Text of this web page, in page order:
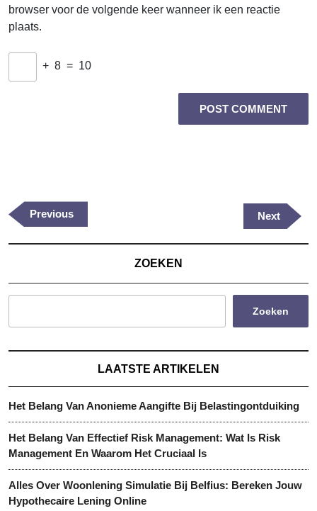
browser voor de volgende keer wanneer ik een reactie
plaats.
+ 8 = 10
Previous
Post
Previous
Next
Post
Next
ZOEKEN
Zoeken
LAATSTE ARTIKELEN
Het Belang Van Anonieme Aangifte Bij Belastingontduiking
Het Belang Van Effectief Risk Management: Wat Is Risk
Management En Waarom Het Cruciaal Is
Alles Over Woonlening Simulatie Bij Belfius: Bereken Jouw
Hypothecaire Lening Online